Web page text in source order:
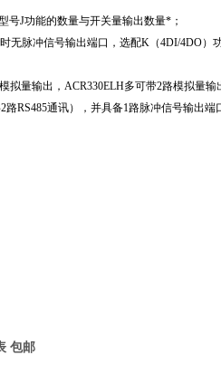
号J功能的数量与开关量输出数量*；
无脉冲信号输出端口，选配K（4DI/4DO）
拟量输出，ACR330ELH多可带2路模拟量输
RS485通讯），并具备1路脉冲信号输出端
包邮